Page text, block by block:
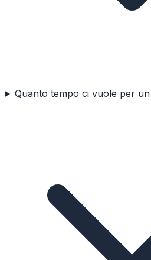
Quanto tempo ci vuole per